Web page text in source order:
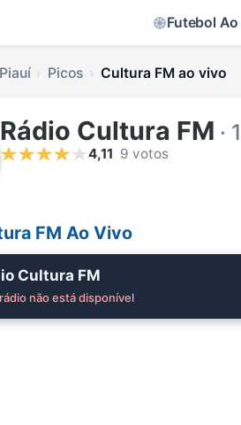
Futebol
Piauí Picos Cultura FM ao vivo
Rádio Cultura FM ·
4,11 9 votos
FM Ao Vivo
Cultura FM
não está disponível